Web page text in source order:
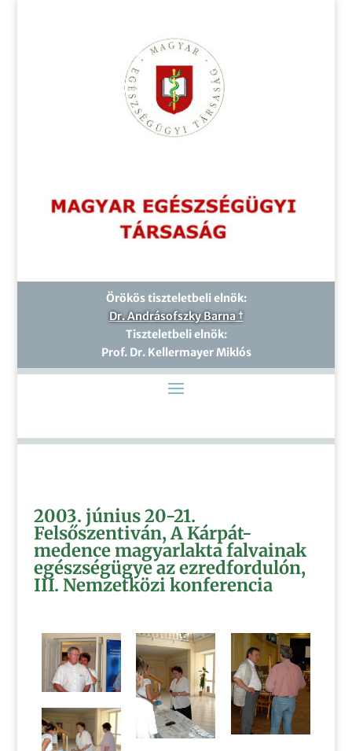
Örökös tiszteletbeli elnök:
Dr. Andrásofszky Barna †
Tiszteletbeli elnök:
Prof. Dr. Kellermayer Miklós
2003. június 20-21.
Felsőszentiván, A Kárpát-
medence magyarlakta falvainak
egészségügye az ezredfordulón,
III. Nemzetközi konferencia